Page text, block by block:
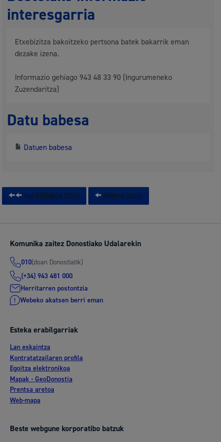
interesgarria
Etxebizitza bakoitzeko pertsona batek bakarrik eman
dezake izena.
Informazio gehiago 943 48 33 90 (Ingurumeneko
Zuzendaritza)
Datu babesa
Datuen babesa
Aurkibidera itzuli Atzera itzuli
Komunika zaitez Donostiako Udalarekin
010(doan Donostiatik)
(+34) 943 481 000
Herritarren postontzia
Webeko akatsen berri eman
Esteka erabilgarriak
Lan eskaintza
Kontratatzailaren profila
Egoitza elektronikoa
Mapak - GeoDonostia
Prentsa aretoa
Web-mapa
Beste webgune korporatibo batzuk